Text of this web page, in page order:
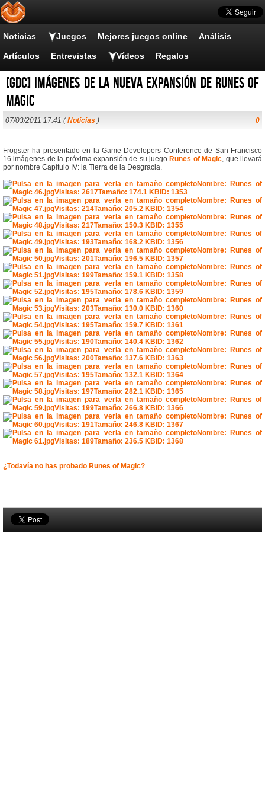
Noticias Juegos Mejores juegos online Análisis
Artículos Entrevistas Vídeos Regalos
[GDC] Imágenes de la nueva expansión de Runes of
Magic
07/03/2011 17:41 (Noticias ) 0
Frogster ha presentado en la Game Developers Conference de San Francisco
16 imágenes de la próxima expansión de su juego Runes of Magic, que llevará
por nombre Capítulo IV: la Tierra de la Desgracia.
¿Todavía no has probado Runes of Magic?